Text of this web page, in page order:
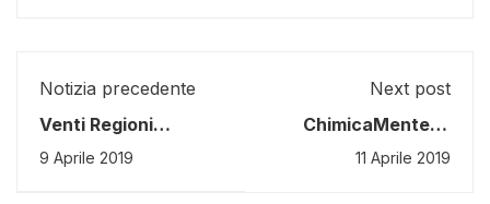
Notizia precedente
Venti Regioni
su Industria 4.0
9 Aprile 2019
Next post
ChimicaMente: 2
gratuiti
11 Aprile 2019